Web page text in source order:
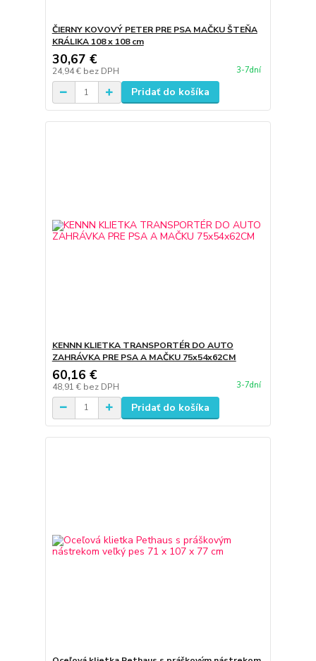
ČIERNY KOVOVÝ PETER PRE PSA MAČKU ŠTEŇA
KRÁLIKA 108 x 108 cm
30,67 €
24,94 € bez DPH 3-7dní
Pridať do košíka
KENNN KLIETKA TRANSPORTÉR DO AUTO
ZAHRÁVKA PRE PSA A MAČKU 75x54x62CM
60,16 €
48,91 € bez DPH 3-7dní
Pridať do košíka